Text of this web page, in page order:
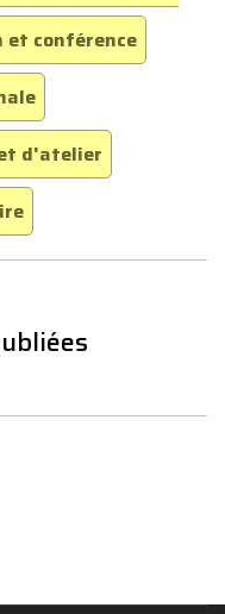
et conférence
d'atelier